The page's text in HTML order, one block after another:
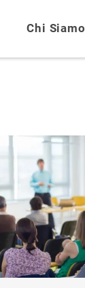
Chi Siamo